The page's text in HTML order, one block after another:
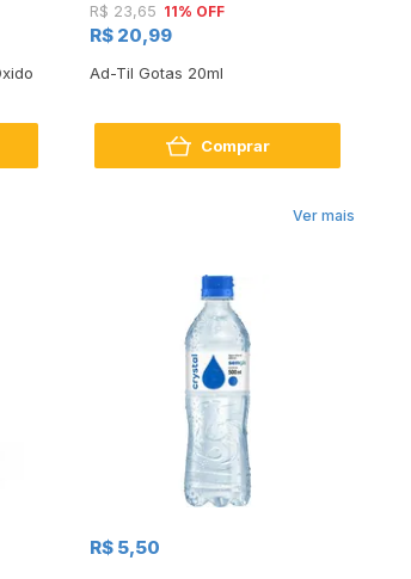
R$ 23,65 11% OFF
R$ 20,99
Ad-Til Gotas 20ml
Comprar
Ver mais
R$ 5,50